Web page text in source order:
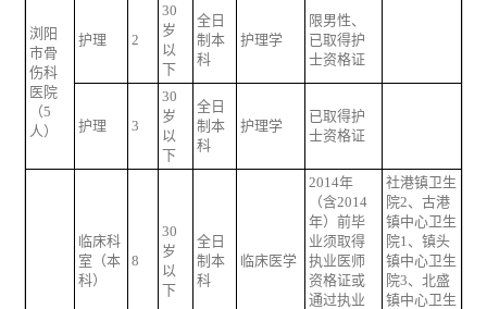
浏阳
市骨
伤科
医院
（5
人）
护理 2
30
岁
以
下
全日
制本
科
护理学
限男性、
已取得护
士资格证
护理 3
30
岁
以
下
全日
制本
科
护理学
已取得护
士资格证
临床科
室（本
科）
8
30
岁
以
下
全日
制本
科
临床医学
2014年
（含2014
年）前毕
业须取得
执业医师
资格证或
通过执业
社港镇卫生
院2、古港
镇中心卫生
院1、镇头
镇中心卫生
院3、北盛
镇中心卫生